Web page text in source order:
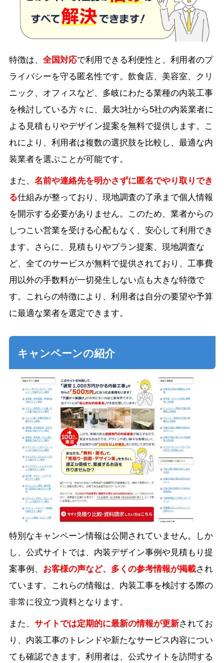
特徴は、 全国対応で利用できる利便性と、利用者のプ
ライバシーを守る匿名性です。飲食店、美容室、クリ
ニック、オフィスなど、多岐にわたる業種の内装工事
を検討している方々に、最大3社から5社の内装業者に
よる見積もりやデザイン提案を無料で提供します。こ
れにより、利用者は複数の選択肢を比較し、最適な内
装業者を選ぶことが可能です。
また、 名前や連絡先を明かさずに匿名でやり取りでき
る仕組みが整っており、現地調査の了承まで個人情報
を開示する必要がありません。このため、業者からの
しつこい営業を受ける心配もなく、安心して利用でき
ます。さらに、見積もりやプラン提案、現地調査な
ど、全てのサービスが無料で提供されており、工事費
用以外の手数料が一切発生しない点も大きな特徴で
す。これらの特徴により、利用者は自分の要望や予算
に最適な業者を選定できます。
キャンペーンの紹介
特別なキャンペーン情報は公開されていません。しか
し、公式サイトでは、内装デザイン事例や見積もり提
案事例、 お客様の声など、多くの参考情報が掲載され
ています。これらの情報は、内装工事を検討する際の
非常に役立つ資料となります。
また、 サイトでは定期的に最新の情報が更新されてお
り、内装工事のトレンドや新たなサービス内容につい
ても確認できます。利用者は、公式サイトを訪問する